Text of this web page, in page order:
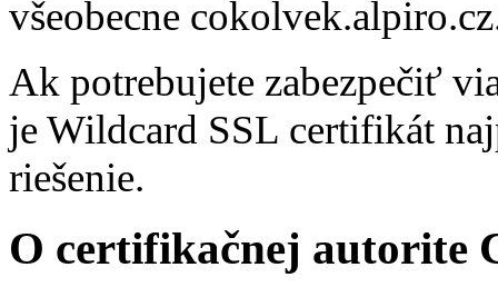
všeobecne
Ak potrebujete zabezpečiť
je Wildcard SSL certifikát
riešenie.
O certifikačnej autorite